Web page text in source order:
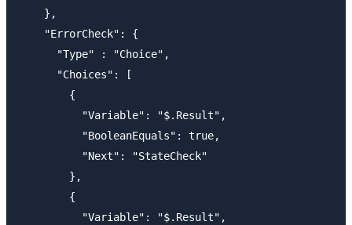
    },
    "ErrorCheck": {
      "Type" : "Choice",
      "Choices": [
        {
          "Variable": "$.Result",
          "BooleanEquals": true,
          "Next": "StateCheck"
        },
        {
          "Variable": "$.Result",